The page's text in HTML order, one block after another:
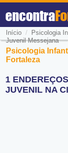
encontra
Início / Psicologia
Juvenil Messejana
Psicologia
Fortaleza
1
JUVENIL NA